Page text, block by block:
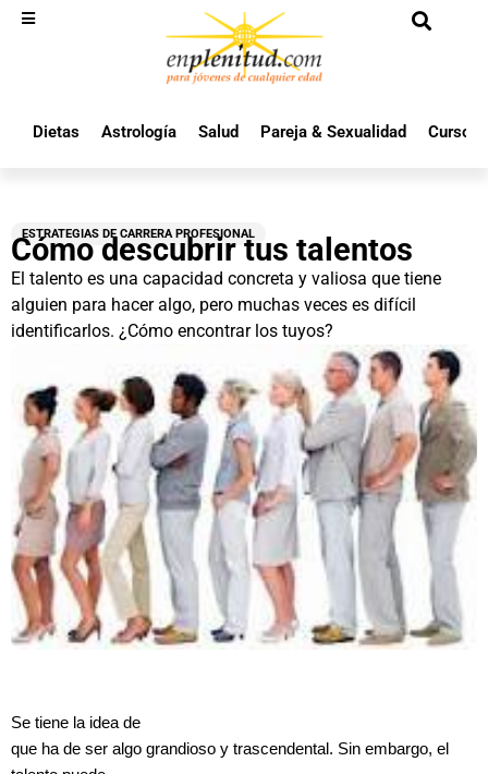
Dietas Astrología Salud Pareja & Sexualidad Cursos
ESTRATEGIAS DE CARRERA PROFESIONAL
Cómo descubrir tus talentos
El talento es una capacidad concreta y valiosa que tiene
alguien para hacer algo, pero muchas veces es difícil
identificarlos. ¿Cómo encontrar los tuyos?
Se tiene la idea de
que ha de ser algo grandioso y trascendental. Sin embargo, el